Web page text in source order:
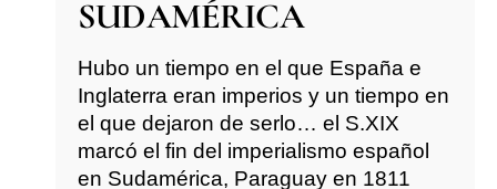
SUDAMÉRICA
Hubo un tiempo en el que España e
Inglaterra eran imperios y un tiempo en
el que dejaron de serlo… el S.XIX
marcó el fin del imperialismo español
en Sudamérica, Paraguay en 1811